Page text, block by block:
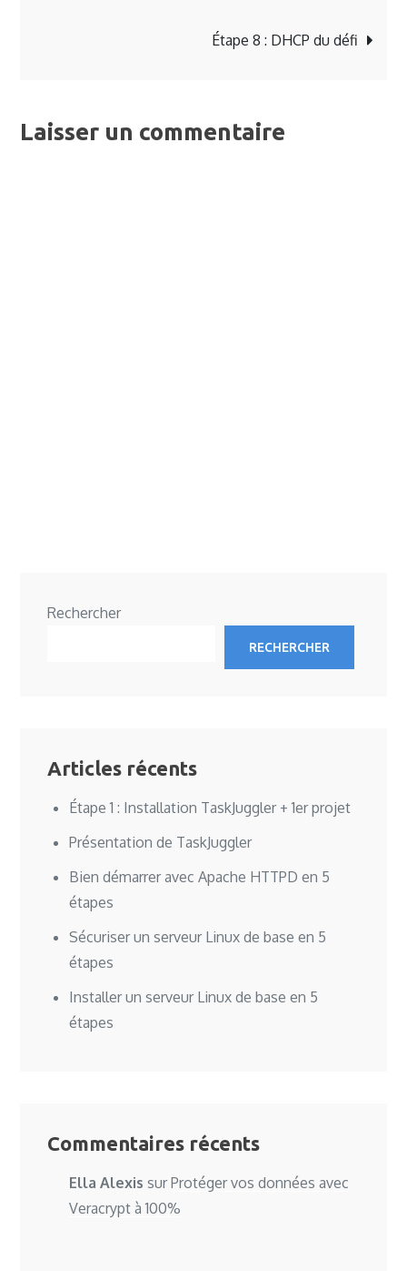
Étape 8 : DHCP du défi
Laisser un commentaire
Rechercher
RECHERCHER
Articles récents
Étape 1 : Installation TaskJuggler + 1er projet
Présentation de TaskJuggler
Bien démarrer avec Apache HTTPD en 5
étapes
Sécuriser un serveur Linux de base en 5
étapes
Installer un serveur Linux de base en 5
étapes
Commentaires récents
Ella Alexis surProtéger vos données avec
Veracrypt à 100%